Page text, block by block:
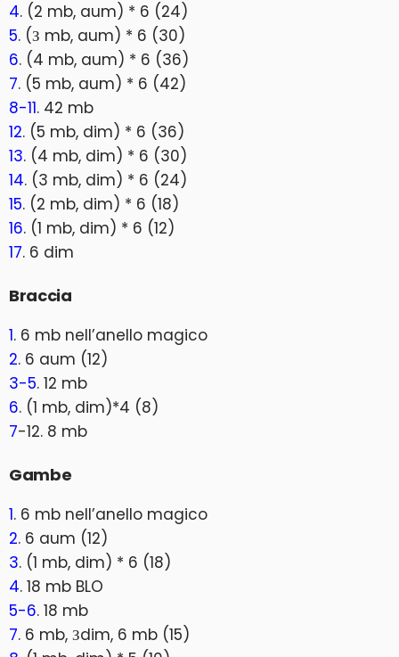
4. (2 mb, aum) * 6 (24)
5. (З mb, aum) * 6 (30)
6. (4 mb, aum) * 6 (36)
7. (5 mb, aum) * 6 (42)
8-11. 42 mb
12. (5 mb, dim) * 6 (36)
13. (4 mb, dim) * 6 (30)
14. (3 mb, dim) * 6 (24)
15. (2 mb, dim) * 6 (18)
16. (1 mb, dim) * 6 (12)
17. 6 dim
Braccia
1. 6 mb nell’anello magico
2. 6 aum (12)
3-5. 12 mb
6. (1 mb, dim)*4 (8)
7-12. 8 mb
Gambe
1. 6 mb nell’anello magico
2. 6 aum (12)
3. (1 mb, dim) * 6 (18)
4. 18 mb BLO
5-6. 18 mb
7. 6 mb, Зdim, 6 mb (15)